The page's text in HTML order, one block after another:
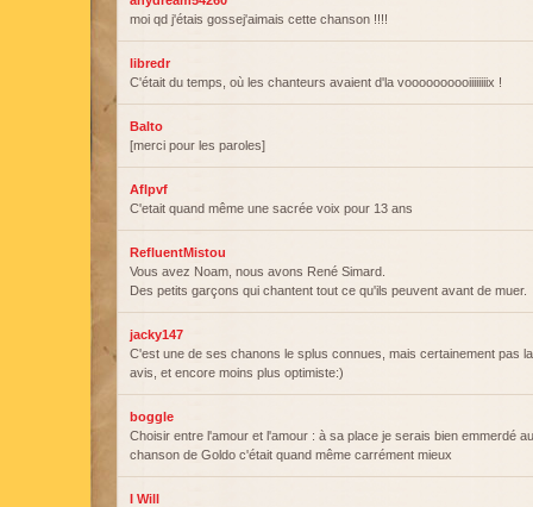
moi qd j'étais gossej'aimais cette chanson !!!!
libredr
C'était du temps, où les chanteurs avaient d'la voooooooooiiiiiiiix !
Balto
[merci pour les paroles]
Aflpvf
C'etait quand même une sacrée voix pour 13 ans
RefluentMistou
Vous avez Noam, nous avons René Simard.
Des petits garçons qui chantent tout ce qu'ils peuvent avant de muer.
jacky147
C'est une de ses chanons le splus connues, mais certainement pas
avis, et encore moins plus optimiste:)
boggle
Choisir entre l'amour et l'amour : à sa place je serais bien emmerdé
chanson de Goldo c'était quand même carrément mieux
I Will